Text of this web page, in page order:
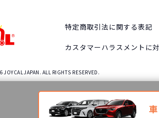
特定商取引法に関する表記
カスタマーハラスメントに
JAPAN. ALL RIGHTS RESERVED.